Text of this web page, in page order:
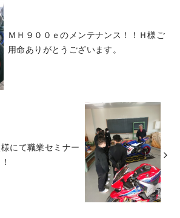
ＭＨ９００ｅのメンテナンス！！Ｈ様ご
用命ありがとうございます。
にて職業セミナー